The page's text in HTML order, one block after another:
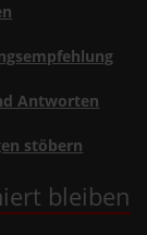
Antworten
stöbern
bleiben